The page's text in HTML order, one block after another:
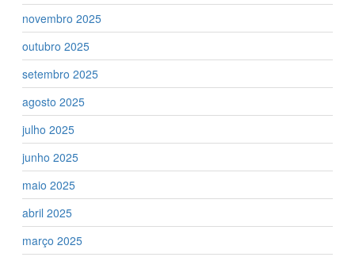
novembro 2025
outubro 2025
setembro 2025
agosto 2025
julho 2025
junho 2025
maio 2025
abril 2025
março 2025